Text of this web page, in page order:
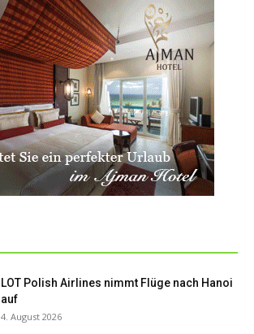
LOT Polish Airlines nimmt Flüge nach Hanoi
auf
4. August 2026